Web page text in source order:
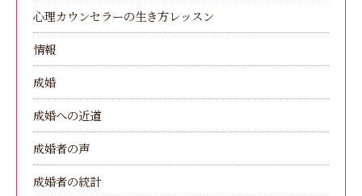
心理カウンセラーの生き方レッスン
情報
成婚
成婚への近道
成婚者の声
成婚者の統計